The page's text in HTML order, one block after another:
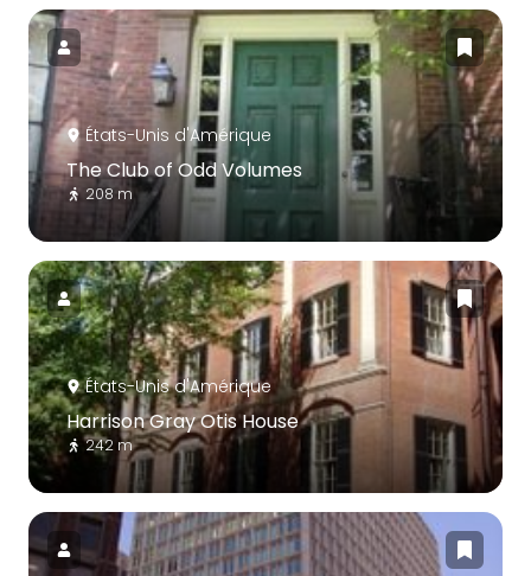
États-Unis d'Amérique
The Club of Odd Volumes
208 m
États-Unis d'Amérique
Harrison Gray Otis House
242 m